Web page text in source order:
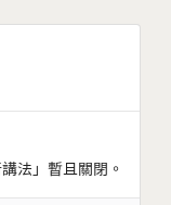
法」暫且關閉。